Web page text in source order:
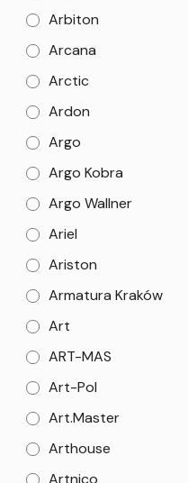
Arbiton
Arcana
Arctic
Ardon
Argo
Argo Kobra
Argo Wallner
Ariel
Ariston
Armatura Kraków
Art
ART-MAS
Art-Pol
Art.Master
Arthouse